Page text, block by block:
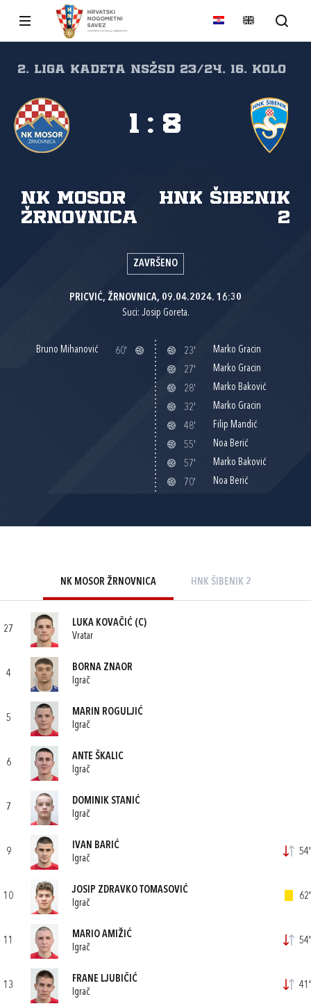
2. liga kadeta NSŽSD 23/24, 16. kolo
NK Mosor
Žrnovnica
HNK Šibenik
2
1 : 8
ZAVRŠENO
PRICVIĆ, ŽRNOVNICA, 09.04.2024. 16:30
Suci: Josip Goreta.
Bruno Mihanović 60' 23'
Marko Gracin
27'
Marko Gracin
28'
Marko Baković
32'
Marko Gracin
48'
Filip Mandić
55'
Noa Berić
57'
Marko Baković
70'
Noa Berić
NK MOSOR ŽRNOVNICA HNK ŠIBENIK 2
27
LUKA KOVAČIĆ (C)
Vratar
4
BORNA ZNAOR
Igrač
5
MARIN ROGULJIĆ
Igrač
6
ANTE ŠKALIC
Igrač
7
DOMINIK STANIĆ
Igrač
9
IVAN BARIĆ
Igrač
54'
10
JOSIP ZDRAVKO TOMASOVIĆ
Igrač
62'
11
MARIO AMIŽIĆ
Igrač
54'
13
FRANE LJUBIČIĆ
Igrač
41'